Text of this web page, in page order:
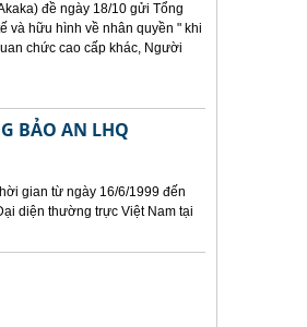
đề ngày 18/10 gửi Tổng
và hữu hình về nhân quyền " khi
chức cao cấp khác, Người
BẢO AN LHQ
gian từ ngày 16/6/1999 đến
diện thường trực Việt Nam tại